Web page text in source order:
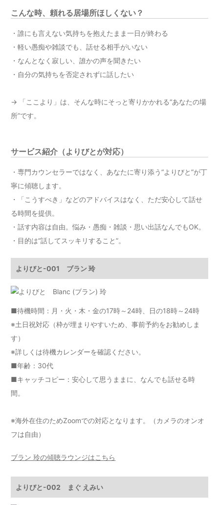
こんな時、頼れる居場所ほしくない？
・誰にも言えない気持ちを抱えたまま一日が終わる
・軽い愚痴や雑談でも、話せる相手がいない
・なんとなく寂しい、誰かの声を聞きたい
・自分の気持ちを否定されずに話したい
→ 「ここより」は、そんな時にそっと寄りかかれる“あなたの場
所”です。
サービス紹介（よりびとが対応）
・専門カウンセラーではなく、あなたに寄り添う“よりびと”が丁
寧に傾聴します。
・「こうすべき」などのアドバイスはなく、ただ安心して話せ
る時間を提供。
・話す内容は自由。悩み・愚痴・雑談・思い出話なんでもOK。
・目的は“話してスッキリすること”。
よりびと-001 ブラン 玲
■待機時間：月・火・木・金の17時～24時、日の18時～24時
※土日祝対応（枠が埋まりやすいため、事前予約をお勧めしま
す）
※詳しくは待機カレンダーを確認ください。
■年齢：30代
■キャッチコピー：安心して思うままに、なんでも話せる時
間。
※海外在住のためZoomでの対応となります。（カメラのオンオ
フは自由）
ブラン 玲の傾聴ラウンジはこちら
よりびと-002 まぐ えみい